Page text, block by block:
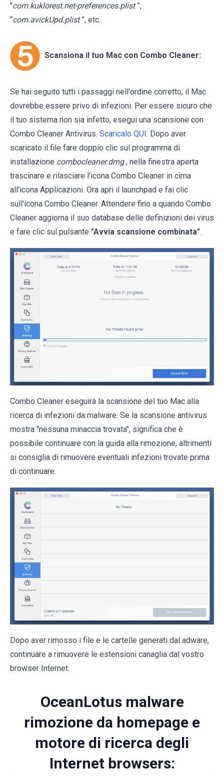
"com.kuklorest.net-preferences.plist ”,
“com.avickUpd.plist ”, etc..
Scansiona il tuo Mac con Combo Cleaner:
Se hai seguito tutti i passaggi nell'ordine corretto, il Mac
dovrebbe essere privo di infezioni. Per essere sicuro che
il tuo sistema non sia infetto, esegui una scansione con
Combo Cleaner Antivirus. Scaricalo QUI. Dopo aver
scaricato il file fare doppio clic sul programma di
installazione combocleaner.dmg , nella finestra aperta
trascinare e rilasciare l'icona Combo Cleaner in cima
all'icona Applicazioni. Ora apri il launchpad e fai clic
sull'icona Combo Cleaner. Attendere fino a quando Combo
Cleaner aggiorna il suo database delle definizioni dei virus
e fare clic sul pulsante "Avvia scansione combinata".
Combo Cleaner eseguirà la scansione del tuo Mac alla
ricerca di infezioni da malware. Se la scansione antivirus
mostra "nessuna minaccia trovata", significa che è
possibile continuare con la guida alla rimozione, altrimenti
si consiglia di rimuovere eventuali infezioni trovate prima
di continuare.
Dopo aver rimosso i file e le cartelle generati dal adware,
continuare a rimuovere le estensioni canaglia dal vostro
browser Internet.
OceanLotus malware
rimozione da homepage e
motore di ricerca degli
Internet browsers: